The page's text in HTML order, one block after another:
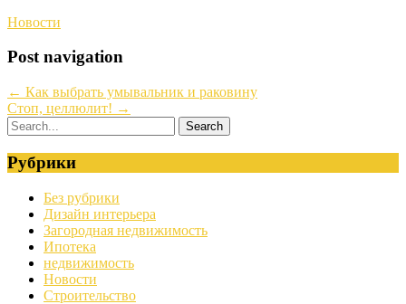
Новости
Post navigation
← Как выбрать умывальник и раковину
Стоп, целлюлит! →
Рубрики
Без рубрики
Дизайн интерьера
Загородная недвижимость
Ипотека
недвижимость
Новости
Строительство